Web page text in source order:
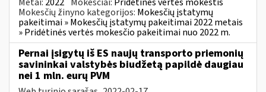
Mokesčių žinyno kategorijos: Mokesčių įstatymų
pakeitimai » Mokesčių įstatymų pakeitimai 2022 metais
» Pridėtinės vertės mokesčio pakeitimai nuo 2022 m.
Pernai įsigytų iš ES naujų transporto priemonių
savininkai valstybės biudžetą papildė daugiau
nei 1 mln. eurų PVM